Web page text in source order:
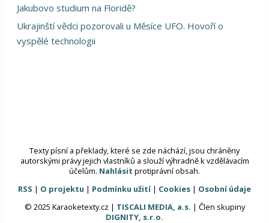
Jakubovo studium na Floridě?
Ukrajinští vědci pozorovali u Měsíce UFO. Hovoří o
vyspělé technologii
Texty písní a překlady, které se zde náchází, jsou chráněny
autorskými právy jejich vlastníků a slouží výhradně k vzdělávacím
účelům. Nahlásit protiprávní obsah.
RSS | O projektu | Podmínku užití| Cookies | Osobní údaje
© 2025 Karaoketexty.cz | TISCALI MEDIA, a.s. | Člen skupiny
DIGNITY, s.r.o.